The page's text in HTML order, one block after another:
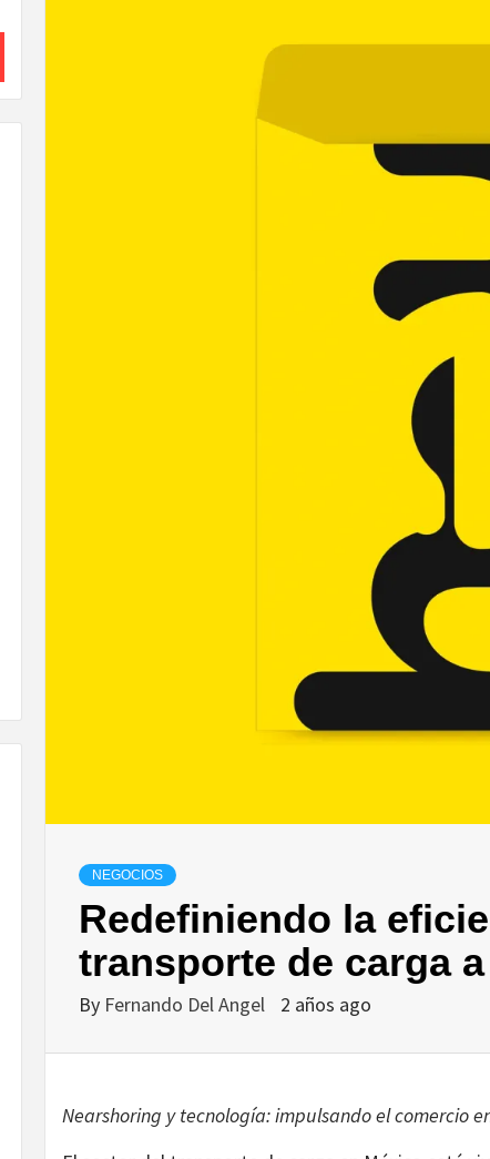
NEGOCIOS
Redefiniendo la
transporte de carga
By Fernando Del Angel 2 años ago
Nearshoring y tecnología: impulsando el comercio